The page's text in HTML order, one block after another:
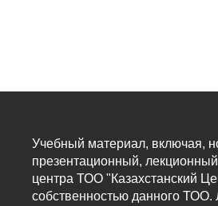
Учебный материал, включая,
презентационный,
центра ТОО "Казахстанский
собственностью данного ТОО.